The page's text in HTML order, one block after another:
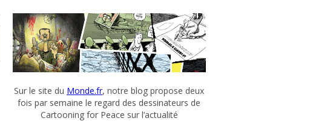
Sur le site du Monde.fr, notre blog propose deux
fois par semaine le regard des dessinateurs de
Cartooning for Peace sur l’actualité